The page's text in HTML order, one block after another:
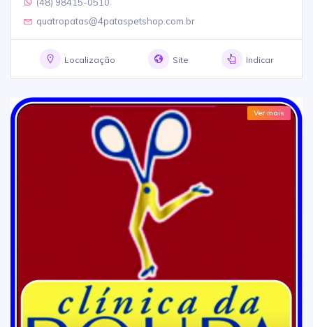
quatropatas@4pataspetshop.com.br
Localização Site Indicar
Ver mais